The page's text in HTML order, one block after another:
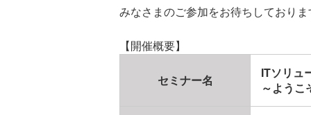
みなさまのご参加をお待ちしており
【開催概要】
セミナー名
ITソリュ
～ようこ